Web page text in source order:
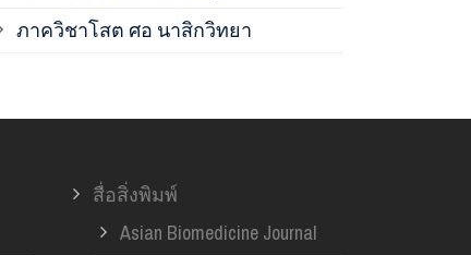
ภาควิชาโสต ศอ นาสิกวิทยา
สื่อสิ่งพิมพ์
Asian Biomedicine Journal